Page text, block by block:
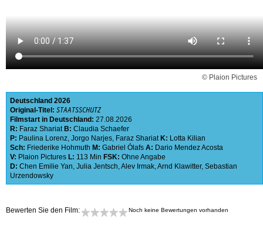
© Plaion Pictures
Deutschland 2026
Original-Titel: STAATSSCHUTZ
Filmstart in Deutschland: 27.08.2026
R: Faraz Shariat B: Claudia Schaefer
P: Paulina Lorenz, Jorgo Narjes, Faraz Shariat K: Lotta Kilian
Sch: Friederike Hohmuth M: Gabriel Ólafs A: Dario Mendez Acosta
V: Plaion Pictures L: 113 Min FSK: Ohne Angabe
D: Chen Emilie Yan, Julia Jentsch,Alev Irmak,Arnd Klawitter, Sebastian
Urzendowsky
Bewerten Sie den Film: Noch keine Bewertungen vorhanden